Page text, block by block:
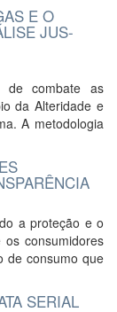
E O
JUS-
de combate as
da Alteridade e
A metodologia
a proteção e o
consumidores
de consumo que
SERIAL